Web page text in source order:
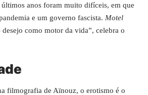
anos foram muito difíceis, em que
e um governo fascista. Motel
desejo como motor da vida”, celebra o
filmografia de Aïnouz, o erotismo é o